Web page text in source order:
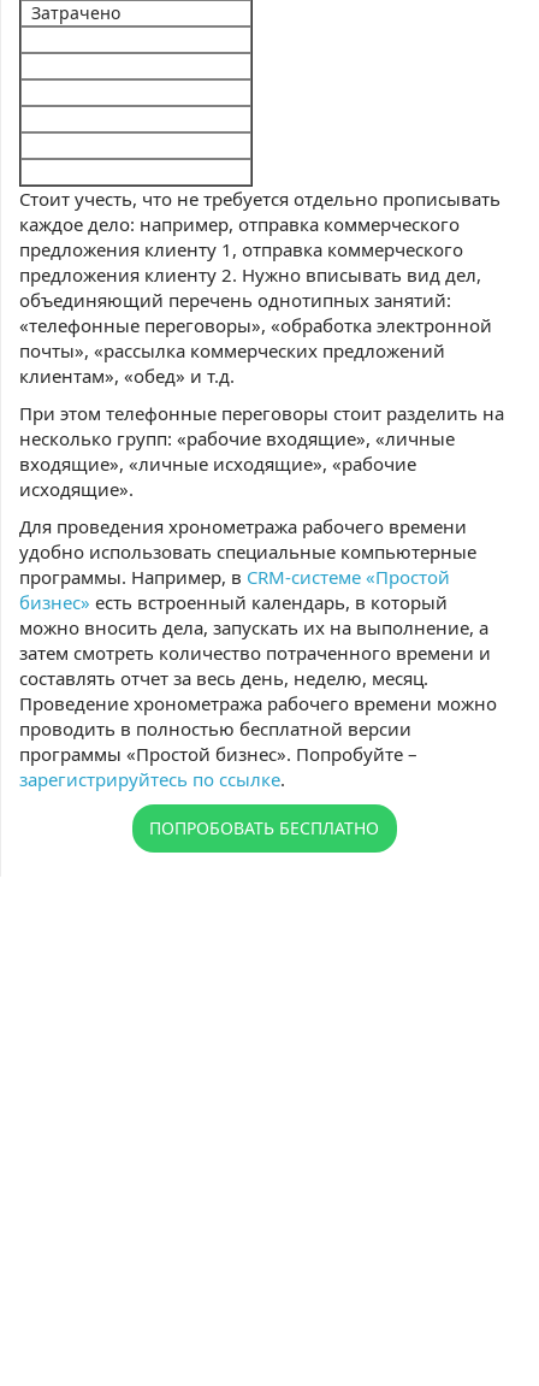
Затрачено
Стоит учесть, что не требуется отдельно прописывать
каждое дело: например, отправка коммерческого
предложения клиенту 1, отправка коммерческого
предложения клиенту 2. Нужно вписывать вид дел,
объединяющий перечень однотипных занятий:
«телефонные переговоры», «обработка электронной
почты», «рассылка коммерческих предложений
клиентам», «обед» и т.д.
При этом телефонные переговоры стоит разделить на
несколько групп: «рабочие входящие», «личные
входящие», «личные исходящие», «рабочие
исходящие».
Для проведения хронометража рабочего времени
удобно использовать специальные компьютерные
программы. Например, в CRM-системе «Простой
бизнес» есть встроенный календарь, в который
можно вносить дела, запускать их на выполнение, а
затем смотреть количество потраченного времени и
составлять отчет за весь день, неделю, месяц.
Проведение хронометража рабочего времени можно
проводить в полностью бесплатной версии
программы «Простой бизнес». Попробуйте –
зарегистрируйтесь по ссылке.
ПОПРОБОВАТЬ БЕСПЛАТНО